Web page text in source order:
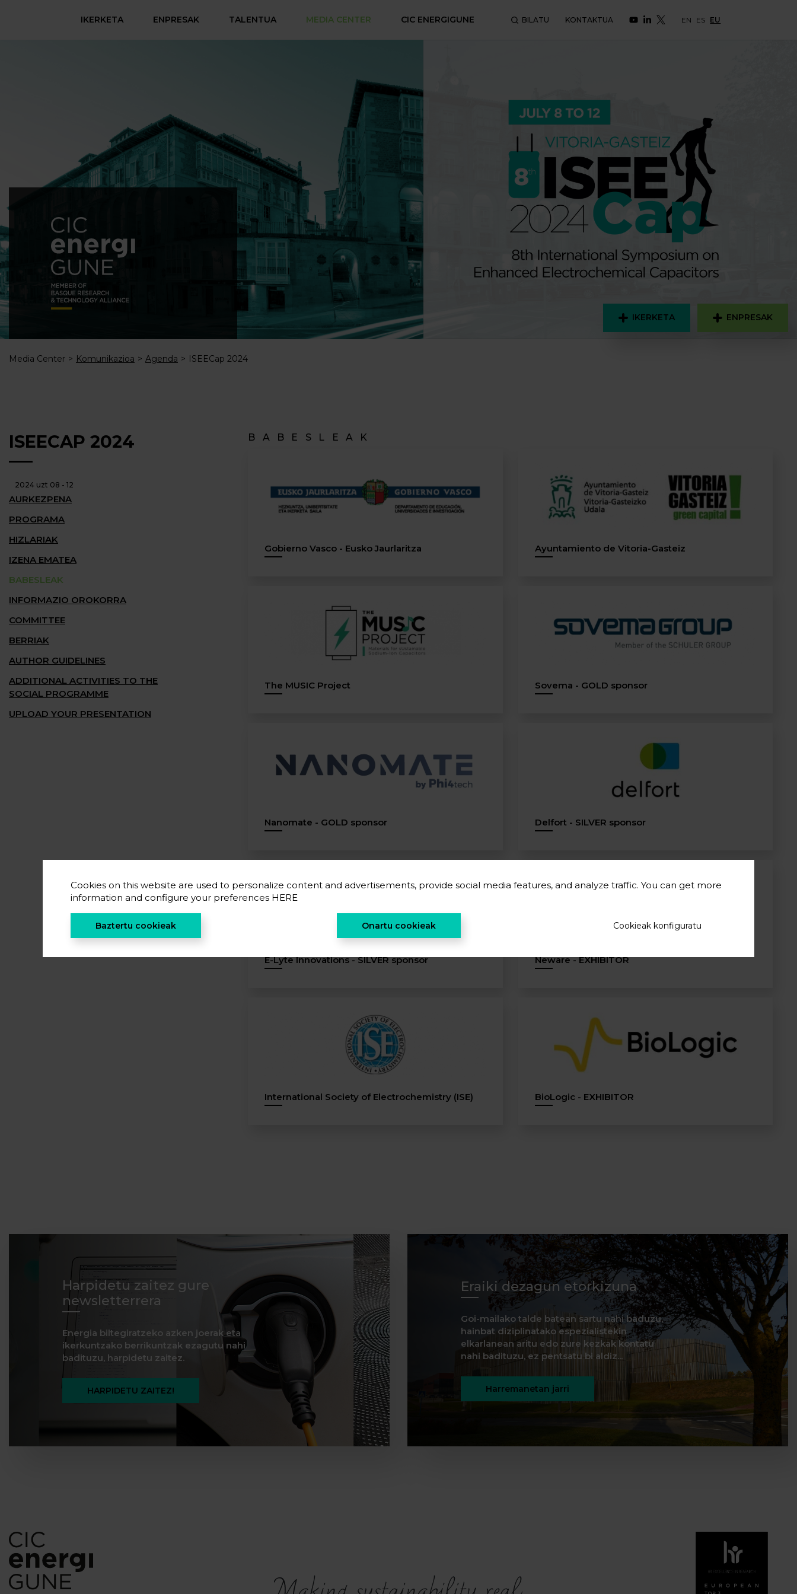
IKERKETA ENPRESAK TALENTUA MEDIA CENTER CIC ENERGIGUNE BILATU KONTAKTUA EN ES EU
IKERKETA ENPRESAK
Media Center Komunikazioa Agenda ISEECap 2024
ISEECAP 2024
2024 uzt 08 - 12
AURKEZPENA
PROGRAMA
HIZLARIAK
IZENA EMATEA
BABESLEAK
INFORMAZIO OROKORRA
COMMITTEE
BERRIAK
AUTHOR GUIDELINES
ADDITIONAL ACTIVITIES TO THE
SOCIAL PROGRAMME
UPLOAD YOUR PRESENTATION
BABESLEAK
Gobierno Vasco - Eusko Jaurlaritza Ayuntamiento de Vitoria-Gasteiz
The MUSIC Project Sovema - GOLD sponsor
Nanomate - GOLD sponsor Delfort - SILVER sponsor
E-Lyte Innovations - SILVER sponsor Neware - EXHIBITOR
International Society of Electrochemistry (ISE) BioLogic - EXHIBITOR
Harpidetu zaitez gure
newsletterrera
Energia biltegiratzeko azken joerak eta
ikerkuntzako berrikuntzak ezagutu nahi
badituzu, harpidetu zaitez.
HARPIDETU ZAITEZ!
Eraiki dezagun etorkizuna
Goi-mailako talde batean sartu nahi baduzu,
hainbat diziplinatako espezialistekin
elkarlanean aritu edo zure kezkak kontatu
nahi badituzu, ez pentsatu bi aldiz...
Harremanetan jarri
Cookies on this website are used to personalize content and advertisements, provide social media features, and analyze traffic. You can get more
information and configure your preferences HERE
Baztertu cookieak Onartu cookieak Cookieak konfiguratu